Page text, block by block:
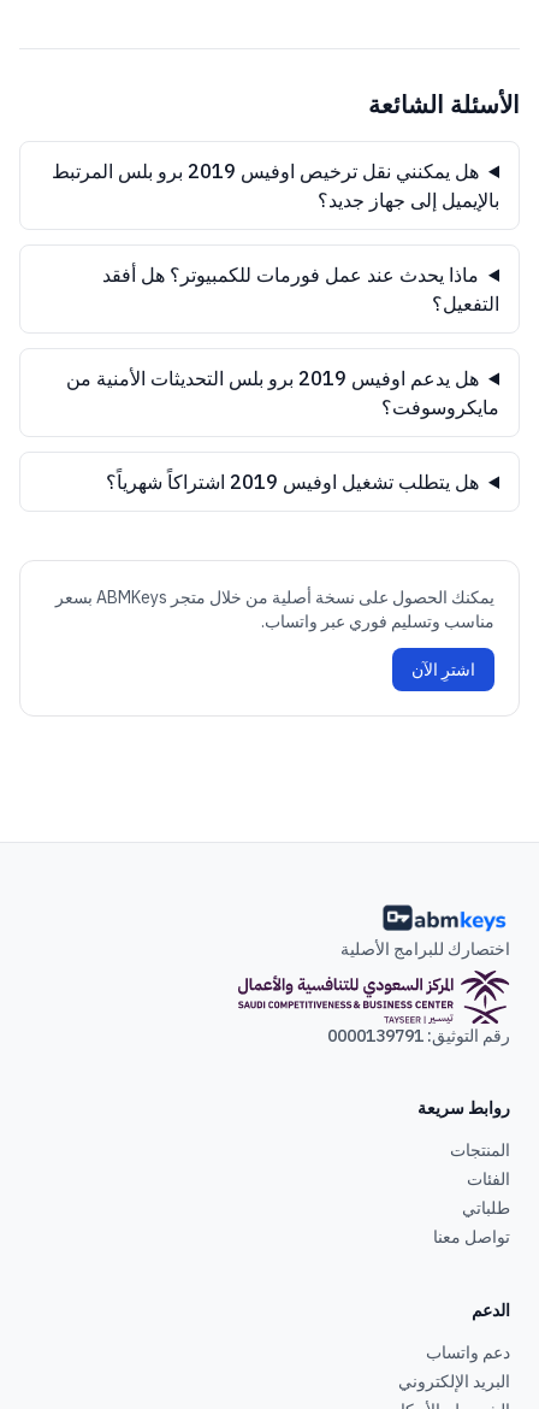
الأسئلة الشائعة
هل يمكنني نقل ترخيص اوفيس 2019 برو بلس المرتبط
بالإيميل إلى جهاز جديد؟
ماذا يحدث عند عمل فورمات للكمبيوتر؟ هل أفقد
التفعيل؟
هل يدعم اوفيس 2019 برو بلس التحديثات الأمنية من
مايكروسوفت؟
هل يتطلب تشغيل اوفيس 2019 اشتراكاً شهرياً؟
يمكنك الحصول على نسخة أصلية من خلال متجر ABMKeys بسعر
مناسب وتسليم فوري عبر واتساب.
اشترِ الآن
اختصارك للبرامج الأصلية
رقم التوثيق: 0000139791
روابط سريعة
المنتجات
الفئات
طلباتي
تواصل معنا
الدعم
دعم واتساب
البريد الإلكتروني